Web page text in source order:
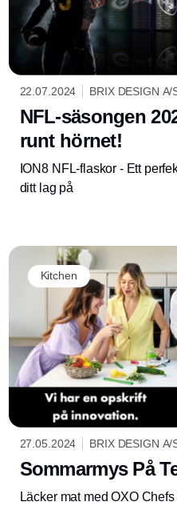
22.07.2024 BRIX DESIGN A/
NFL-säsongen
runt hörnet!
ION8 NFL-flaskor - Ett
ditt lag på
Kitchen
27.05.2024 BRIX DESIGN A/
Sommarmys På
Läcker mat med OXO